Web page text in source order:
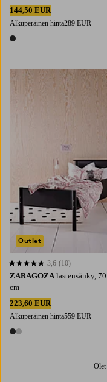
144,50 EUR
Alkuperäinen hinta289 EUR
1 väri
ZARAGOZA lastensänky,
cm
223,60 EUR
Alkuperäinen hinta559 EUR
2 värejä
3,6 perustuen 10 arvosanaan
3,6 (10)
Outlet
Olet